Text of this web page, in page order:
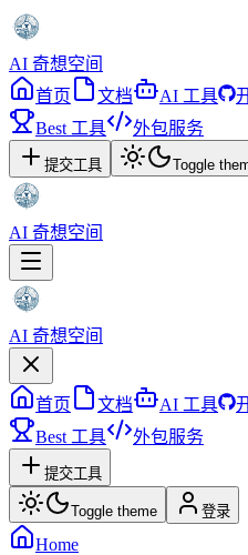
AI 奇想空间
首页
文档 AI 工具
Best 工具
外包服务
提交工具 Toggle
AI 奇想空间
AI 奇想空间
首页 文档 AI 工具
Best 工具
外包服务
提交工具
Toggle theme 登录
Home